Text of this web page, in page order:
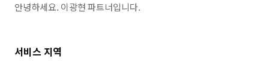
안녕하세요. 이광현 파트너입니다.
서비스 지역